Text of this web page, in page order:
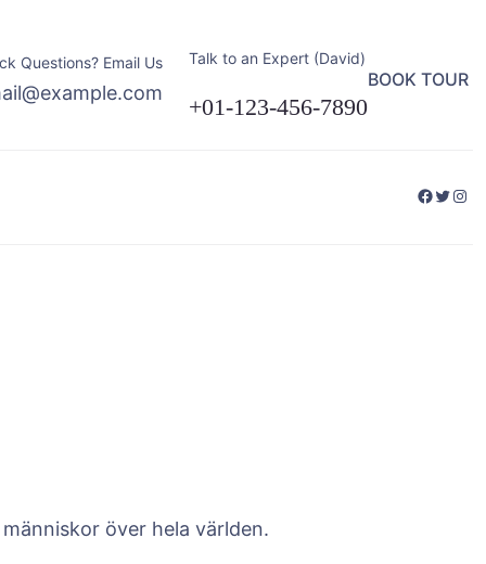
Questions? Email Us Talk to an Expert (David)
+01-123-456-7890
BOOK TOUR
över hela världen.